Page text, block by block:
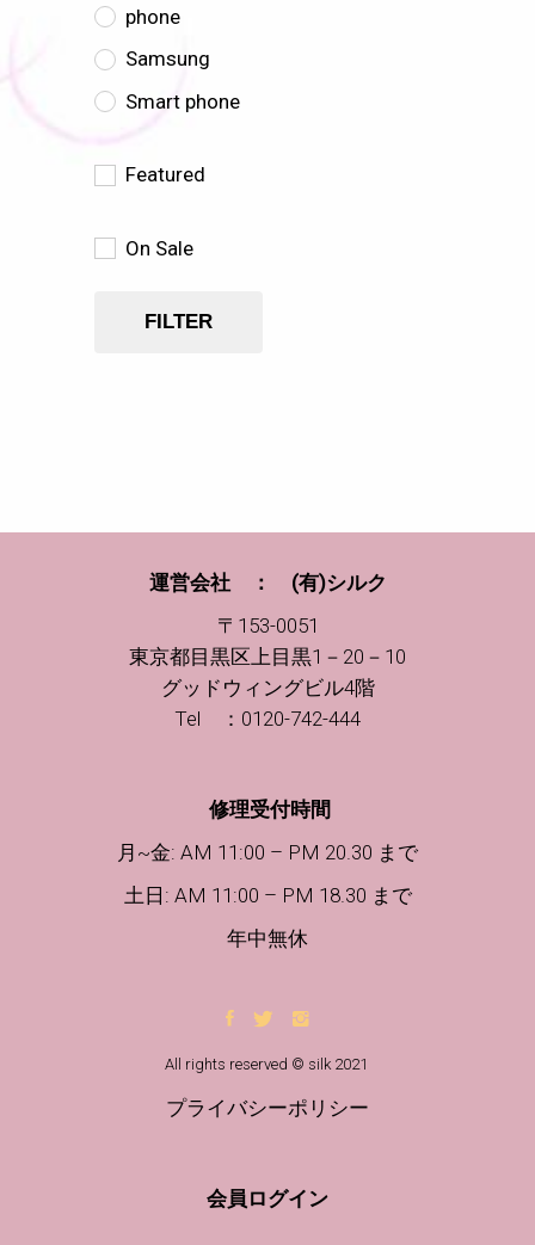
phone
Samsung
Smart phone
Featured
On Sale
FILTER
運営会社 ： (有)シルク
〒153-0051
東京都目黒区上目黒1－20－10
グッドウィングビル4階
Tel ：0120-742-444
修理受付時間
月~金: AM 11:00 – PM 20.30 まで
土日 : AM 11:00 – PM 18.30 まで
年中無休
All rights reserved © silk 2021
プライバシーポリシー
会員ログイン